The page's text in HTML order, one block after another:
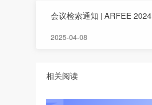
2025-04-08
相关阅读